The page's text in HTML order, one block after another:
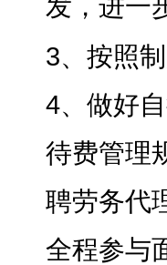
3、按照
4、做好
待费管理
聘劳务代
全程参与